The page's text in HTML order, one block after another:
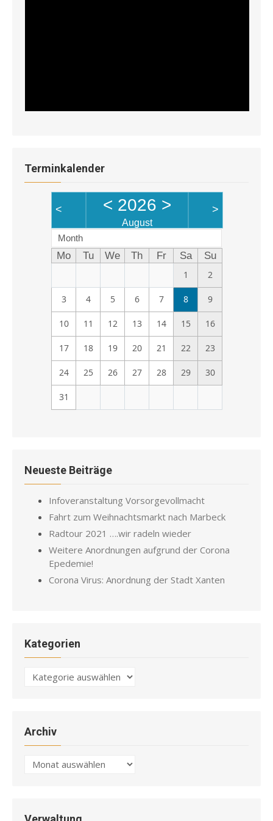
Terminkalender
< < 2026 >
August
>
Month
Mo Tu We Th Fr Sa
Su
1
2
3 4 5 6 7 8 9
10 11 12 13 14 15 16
17 18 19 20 21 22 23
24 25 26 27 28 29 30
31
Neueste Beiträge
Infoveranstaltung Vorsorgevollmacht
Fahrt zum Weihnachtsmarkt nach Marbeck
Radtour 2021 ….wir radeln wieder
Weitere Anordnungen aufgrund der Corona
Epedemie!
Corona Virus: Anordnung der Stadt Xanten
Kategorien
Kategorien
Archiv
Archiv